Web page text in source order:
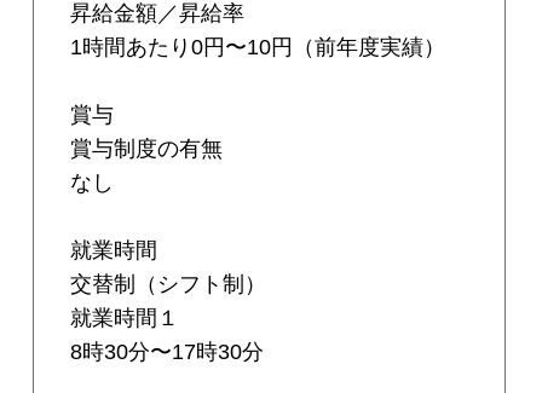
昇給金額／昇給率
1時間あたり0円〜10円（前年度実績）
賞与
賞与制度の有無
なし
就業時間
交替制（シフト制）
就業時間１
8時30分〜17時30分